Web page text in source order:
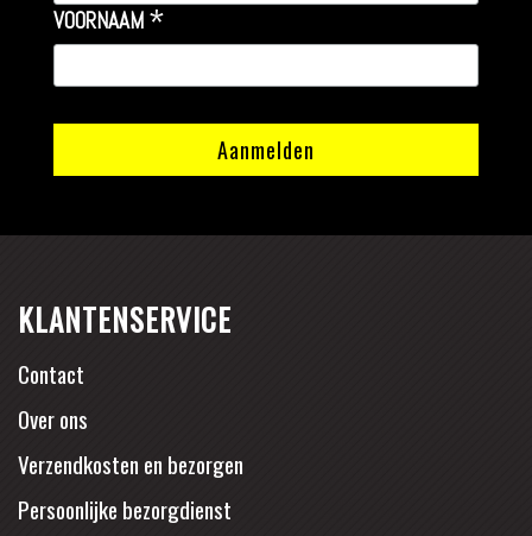
VOORNAAM *
KLANTENSERVICE
Contact
Over ons
Verzendkosten en bezorgen
Persoonlijke bezorgdienst